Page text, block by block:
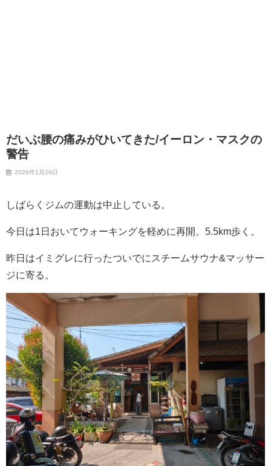
だいぶ腰の痛みがひいてきた/イーロン・マスクの
警告
2026年1月29日
しばらくジムの運動は中止している。
今日は1日おいてウォーキングを軽めに再開。5.5km歩く。
昨日はイミグレに行ったついでにスチームサウナ&マッサー
ジに寄る。